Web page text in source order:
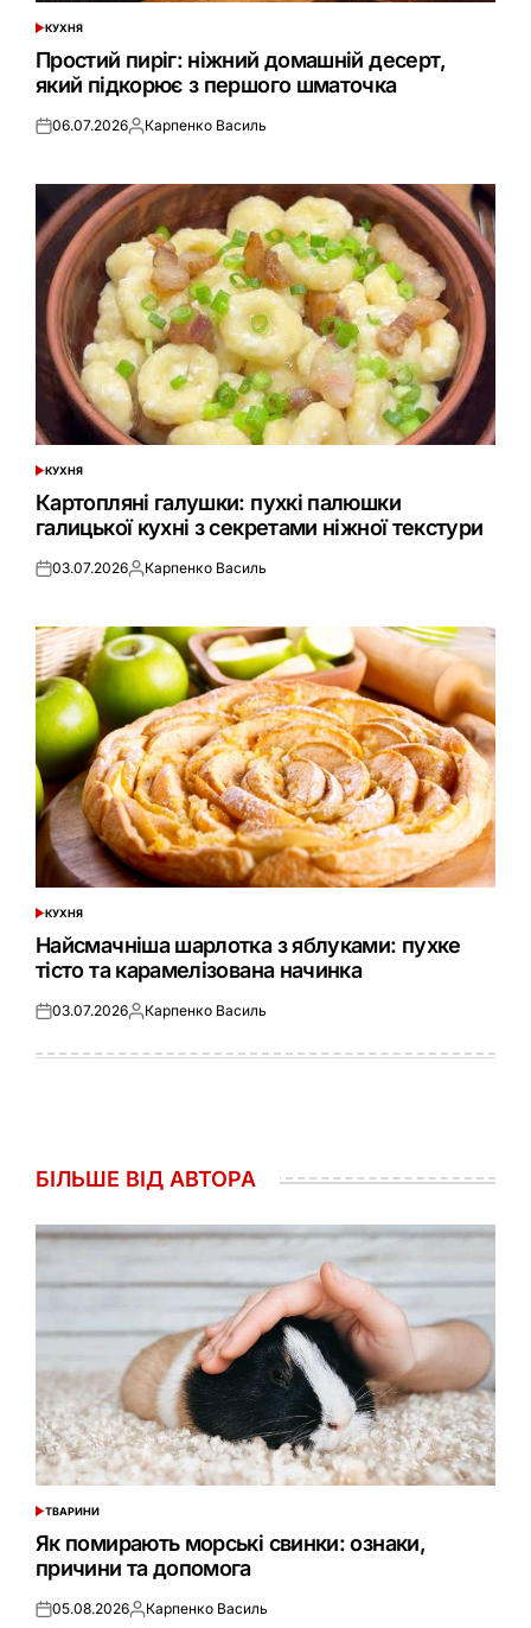
ОПУБЛІКУВАТИ
У
КУХНЯ
Простий пиріг: ніжний домашній десерт,
який підкорює з першого шматочка
Оприлюднено
06.07.2026Опубліковано
Карпенко Василь
ОПУБЛІКУВАТИ
У
КУХНЯ
Картопляні галушки: пухкі палюшки
галицької кухні з секретами ніжної текстури
Оприлюднено
03.07.2026Опубліковано
Карпенко Василь
ОПУБЛІКУВАТИ
У
КУХНЯ
Найсмачніша шарлотка з яблуками: пухке
тісто та карамелізована начинка
Оприлюднено
03.07.2026Опубліковано
Карпенко Василь
БІЛЬШЕ ВІД АВТОРА
ОПУБЛІКУВАТИ
У
ТВАРИНИ
Як помирають морські свинки: ознаки,
причини та допомога
Оприлюднено
05.08.2026Опубліковано
Карпенко Василь